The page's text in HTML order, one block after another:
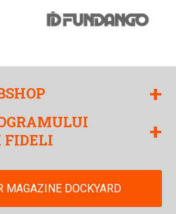
+
FIDELI
+
MAGAZINE DOCKYARD